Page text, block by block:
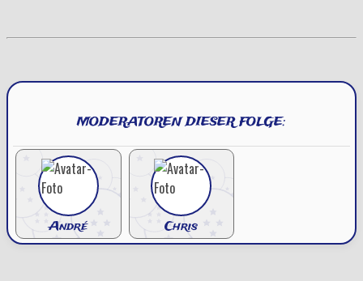
MODERATOREN DIESER FOLGE:
André Chris